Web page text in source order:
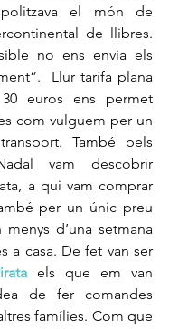
el món de
de llibres.
no ens envia els
Llur tarifa plana
euros ens permet
com vulguem per un
També pels
vam descobrir
a qui vam comprar
per un únic preu
menys d’una setmana
els que em van
de fer comandes
famílies. Com que